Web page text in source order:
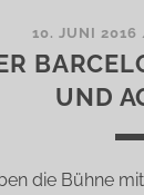
10. JUNI 2016
UND
die Bühne